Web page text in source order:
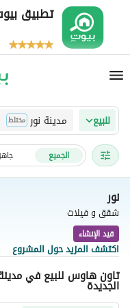
تطبيق
للبيع مدينة نور مختلط
الجميع جاهز
نور
شقق و فيلات
قيد الإنشاء
اكتشف المزيد حول المشروع
تاون هاوس للبيع في مدينة
الجديدة